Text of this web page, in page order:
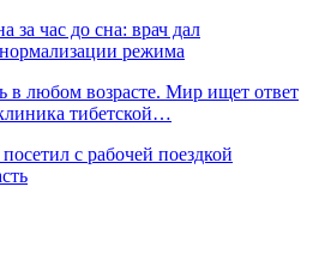
за час до сна: врач дал
режима
в любом возрасте. Мир ищет ответ
тибетской…
с рабочей поездкой